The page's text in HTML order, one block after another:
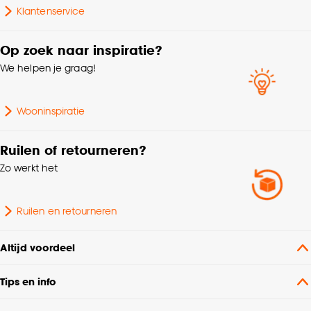
Breedte
Hoogte
Klantenservice
Op zoek naar inspiratie?
We helpen je graag!
Wooninspiratie
Ruilen of retourneren?
Zo werkt het
Ruilen en retourneren
Altijd voordeel
Tips en info